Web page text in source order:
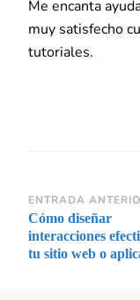
Me encanta
muy satisfecho
tutoriales.
de
entradas
ENTRADA
Cómo diseñar
interacciones
tu sitio web o